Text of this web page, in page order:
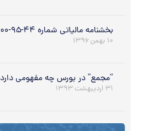
بخشنامه مالیاتی شماره ۴۴-۹۵-۲۰۰ تاریخ ۱۳/ ۷/ ۹۵
۱۰ بهمن ۱۳۹۶
“مجمع” در بورس چه مفهومی دارد
۳۱ اردیبهشت ۱۳۹۳